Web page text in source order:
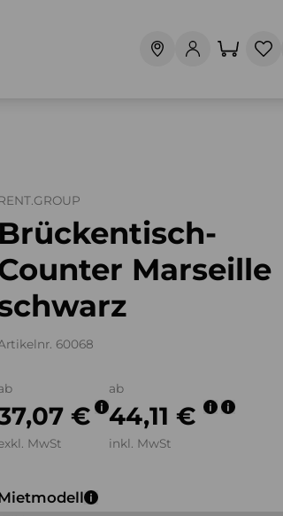
Brückentisch-
Marseille
60068
€
MwSt
ab
44,11 €
inkl. MwSt